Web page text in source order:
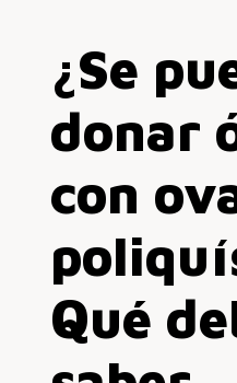
¿Se
donar
con
Qué